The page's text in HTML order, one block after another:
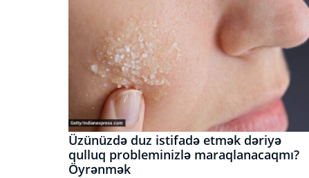
Üzünüzdə duz istifadə etmək dəriyə
qulluq probleminizlə maraqlanacaqmı?
Öyrənmək